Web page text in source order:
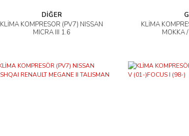
DİĞER
KLİMA KOMPRESÖR (PV7) NISSAN
MICRA III 1.6
İncele
KLİMA
MOKKA